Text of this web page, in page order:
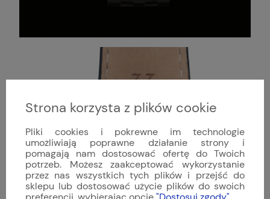
Strona korzysta z plików cookie
Pliki cookies i pokrewne im technologie
umożliwiają poprawne działanie strony i
pomagają nam dostosować ofertę do Twoich
potrzeb. Możesz zaakceptować wykorzystanie
przez nas wszystkich tych plików i przejść do
sklepu lub dostosować użycie plików do swoich